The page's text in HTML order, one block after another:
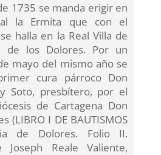
1735 se manda erigir en
la Ermita que con el
halla en la Real Villa de
de los Dolores. Por un
mayo del mismo año se
cura párroco Don
y Soto, presbítero, por el
de Cartagena Don
(LIBRO I DE BAUTISMOS
de Dolores. Folio II.
Joseph Reale Valiente,